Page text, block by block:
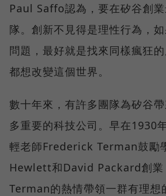
Paul Saffo認為，要在矽谷創
隊。創新不見得是理性行為，
問題，最好就是找來同樣瘋狂
都想改變這個世界。
數十年來，有許多團隊為矽谷
多重要的科技公司。早在1930
輕老師Frederick Terman鼓勵
Hewlett和David Packard創
Terman的熱情帶領一群有理想